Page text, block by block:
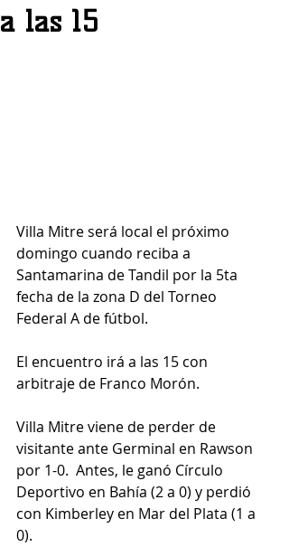
a las 15
Villa Mitre será local el próximo
domingo cuando reciba a
Santamarina de Tandil por la 5ta
fecha de la zona D del Torneo
Federal A de fútbol.
El encuentro irá a las 15 con
arbitraje de Franco Morón.
Villa Mitre viene de perder de
visitante ante Germinal en Rawson
por 1-0.  Antes, le ganó Círculo
Deportivo en Bahía (2 a 0) y perdió
con Kimberley en Mar del Plata (1 a
0).